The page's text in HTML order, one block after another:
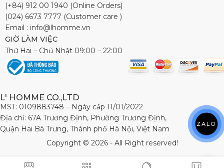
ZALO
(+84) 912 00 1940 (Online Orders)
(024) 6673 7777 (Customer care )
Email : info@lhomme.vn
GIỜ LÀM VIỆC
Thứ Hai – Chủ Nhật 09:00 – 22:00
L' HOMME CO.,LTD
MST: 0109883748 – Ngày cấp 11/01/2022
Địa chỉ: 67A Trương Định, Phường Trương Định,
Quận Hai Bà Trưng, Thành phố Hà Nội, Việt Nam
Copyright © 2026 - All Right reserved!